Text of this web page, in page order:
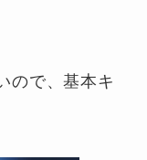
ので、基本キ